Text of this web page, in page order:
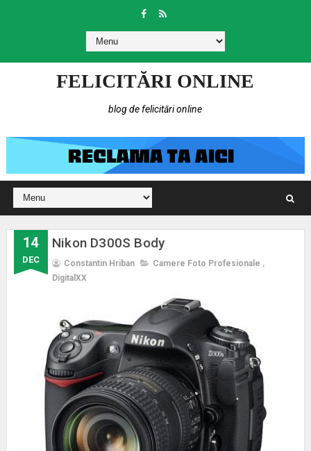
FELICITĂRI ONLINE
blog de felicitări online
14
DEC
Nikon D300S Body
Constantin Hriban Camere Foto Profesionale ,
DigitalXX